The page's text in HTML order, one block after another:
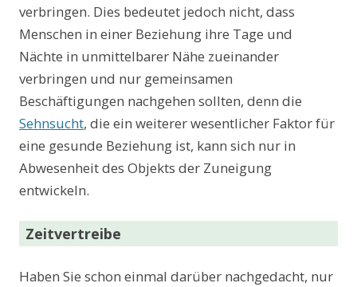
verbringen. Dies bedeutet jedoch nicht, dass
Menschen in einer Beziehung ihre Tage und
Nächte in unmittelbarer Nähe zueinander
verbringen und nur gemeinsamen
Beschäftigungen nachgehen sollten, denn die
Sehnsucht, die ein weiterer wesentlicher Faktor für
eine gesunde Beziehung ist, kann sich nur in
Abwesenheit des Objekts der Zuneigung
entwickeln.
Zeitvertreibe
Haben Sie schon einmal darüber nachgedacht, nur